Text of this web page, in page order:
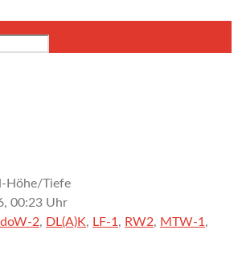
Höhe/Tiefe
00:23 Uhr
2, DL(A)K, LF-1, RW2, MTW-1,